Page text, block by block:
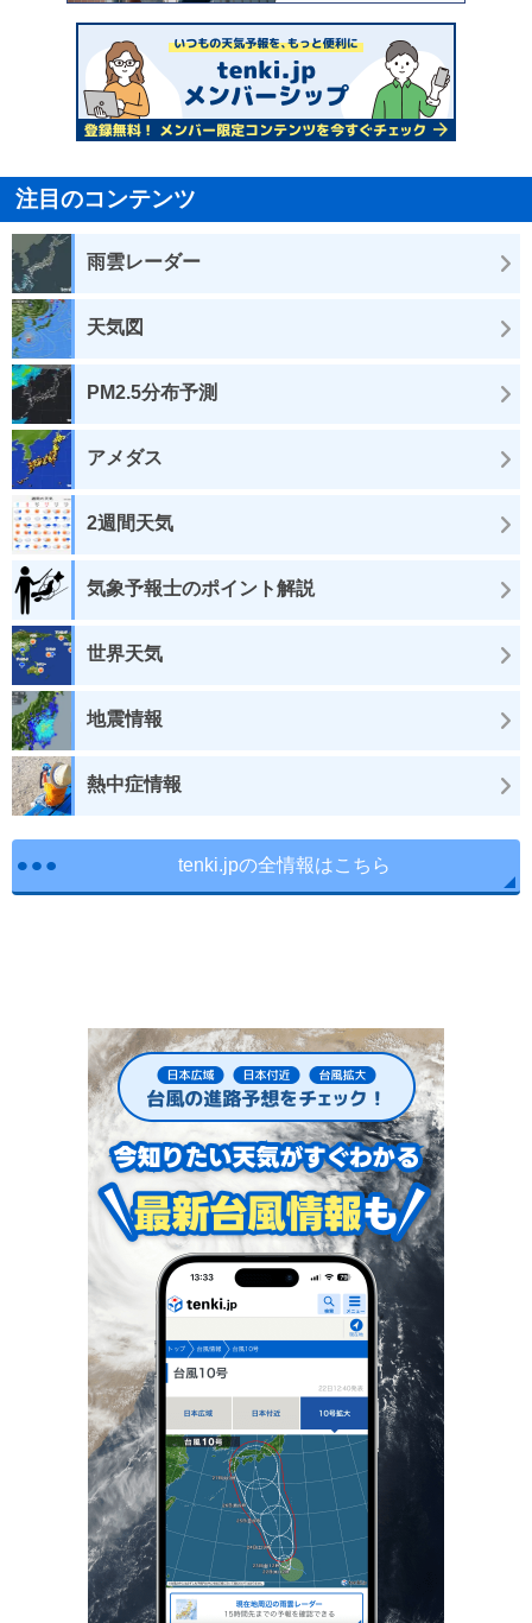
注目のコンテンツ
雨雲レーダー
天気図
PM2.5分布予測
アメダス
2週間天気
気象予報士のポイント解説
世界天気
地震情報
熱中症情報
tenki.jpの全情報はこちら